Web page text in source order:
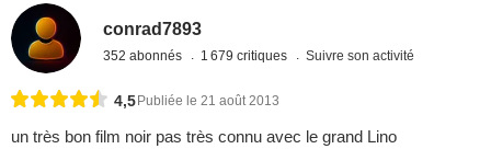
conrad7893
352 abonnés 1 679 critiques Suivre son activité
4,5 Publiée le 21 août 2013
un très bon film noir pas très connu avec le grand Lino